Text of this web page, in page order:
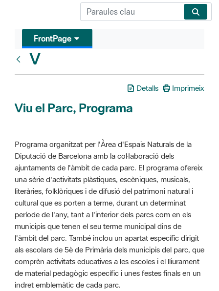
FrontPage
V
Detalls Imprimeix
Viu el Parc, Programa
Programa organitzat per l'Àrea d'Espais Naturals de la
Diputació de Barcelona amb la col·laboració dels
ajuntaments de l'àmbit de cada parc. El programa ofereix
una sèrie d'activitats plàstiques, escèniques, musicals,
literàries, folklòriques i de difusió del patrimoni natural i
cultural que es porten a terme, durant un determinat
període de l'any, tant a l'interior dels parcs com en els
municipis que tenen el seu terme municipal dins de
l'àmbit del parc. També inclou un apartat específic dirigit
als escolars de 5è de Primària dels municipis del parc, que
comprèn activitats educatives a les escoles i el lliurament
de material pedagògic específic i unes festes finals en un
indret emblemàtic de cada parc.